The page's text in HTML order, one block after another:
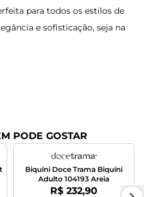
para todos os estilos de
e sofisticação, seja na
PODE GOSTAR
Biquíni Doce Trama Biquíni
Adulto 104193 Areia
Por:
R$ 232,90